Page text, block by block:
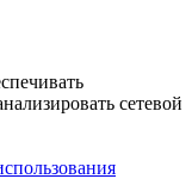
сетевой